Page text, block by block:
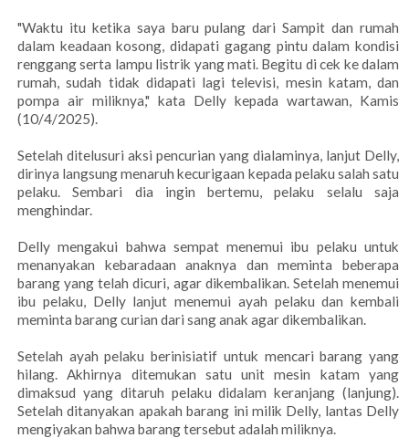
"Waktu itu ketika saya baru pulang dari Sampit dan rumah
dalam keadaan kosong, didapati gagang pintu dalam kondisi
renggang serta lampu listrik yang mati. Begitu di cek ke dalam
rumah, sudah tidak didapati lagi televisi, mesin katam, dan
pompa air miliknya," kata Delly kepada wartawan, Kamis
(10/4/2025).
Setelah ditelusuri aksi pencurian yang dialaminya, lanjut Delly,
dirinya langsung menaruh kecurigaan kepada pelaku salah satu
pelaku. Sembari dia ingin bertemu, pelaku selalu saja
menghindar.
Delly mengakui bahwa sempat menemui ibu pelaku untuk
menanyakan kebaradaan anaknya dan meminta beberapa
barang yang telah dicuri, agar dikembalikan. Setelah menemui
ibu pelaku, Delly lanjut menemui ayah pelaku dan kembali
meminta barang curian dari sang anak agar dikembalikan.
Setelah ayah pelaku berinisiatif untuk mencari barang yang
hilang. Akhirnya ditemukan satu unit mesin katam yang
dimaksud yang ditaruh pelaku didalam keranjang (lanjung).
Setelah ditanyakan apakah barang ini milik Delly, lantas Delly
mengiyakan bahwa barang tersebut adalah miliknya.